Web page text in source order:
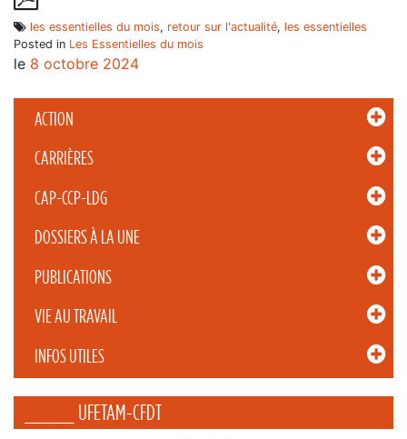
ACTION
CARRIÈRES
CAP-CCP-LDG
DOSSIERS À LA UNE
PUBLICATIONS
VIE AU TRAVAIL
INFOS UTILES
_____ UFETAM-CFDT
les essentielles du mois, retour sur l'actualité, les essentielles
Posted in Les Essentielles du mois
le 8 octobre 2024